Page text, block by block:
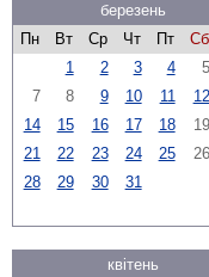
березень
Пн
Вт Ср Чт Пт Сб
1
2 3 4 5
7
8 9 10 11 12
14
15 16 17 18 19
21
22 23 24 25 26
28
29 30 31
квітень